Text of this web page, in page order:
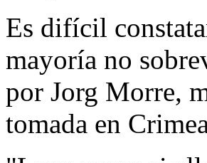
Es difícil
mayoría no
por Jorg Morre,
tomada en